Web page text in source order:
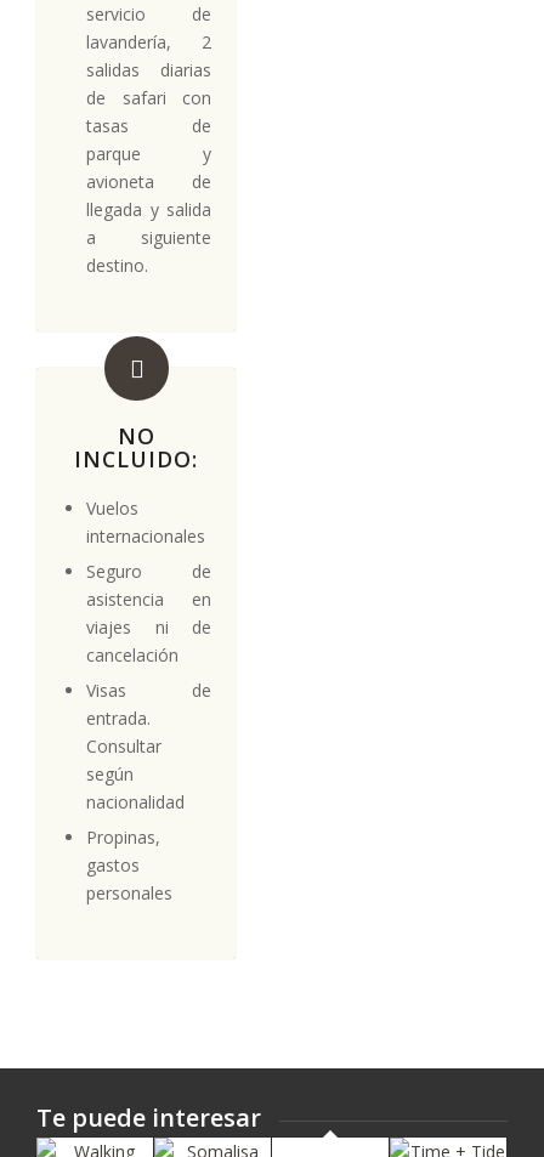
servicio de
lavandería, 2
salidas diarias
de safari con
tasas de
parque y
avioneta de
llegada y salida
a siguiente
destino.
NO
INCLUIDO:
Vuelos
internacionales
Seguro de
asistencia en
viajes ni de
cancelación
Visas de
entrada.
Consultar
según
nacionalidad
Propinas,
gastos
personales
Te puede interesar